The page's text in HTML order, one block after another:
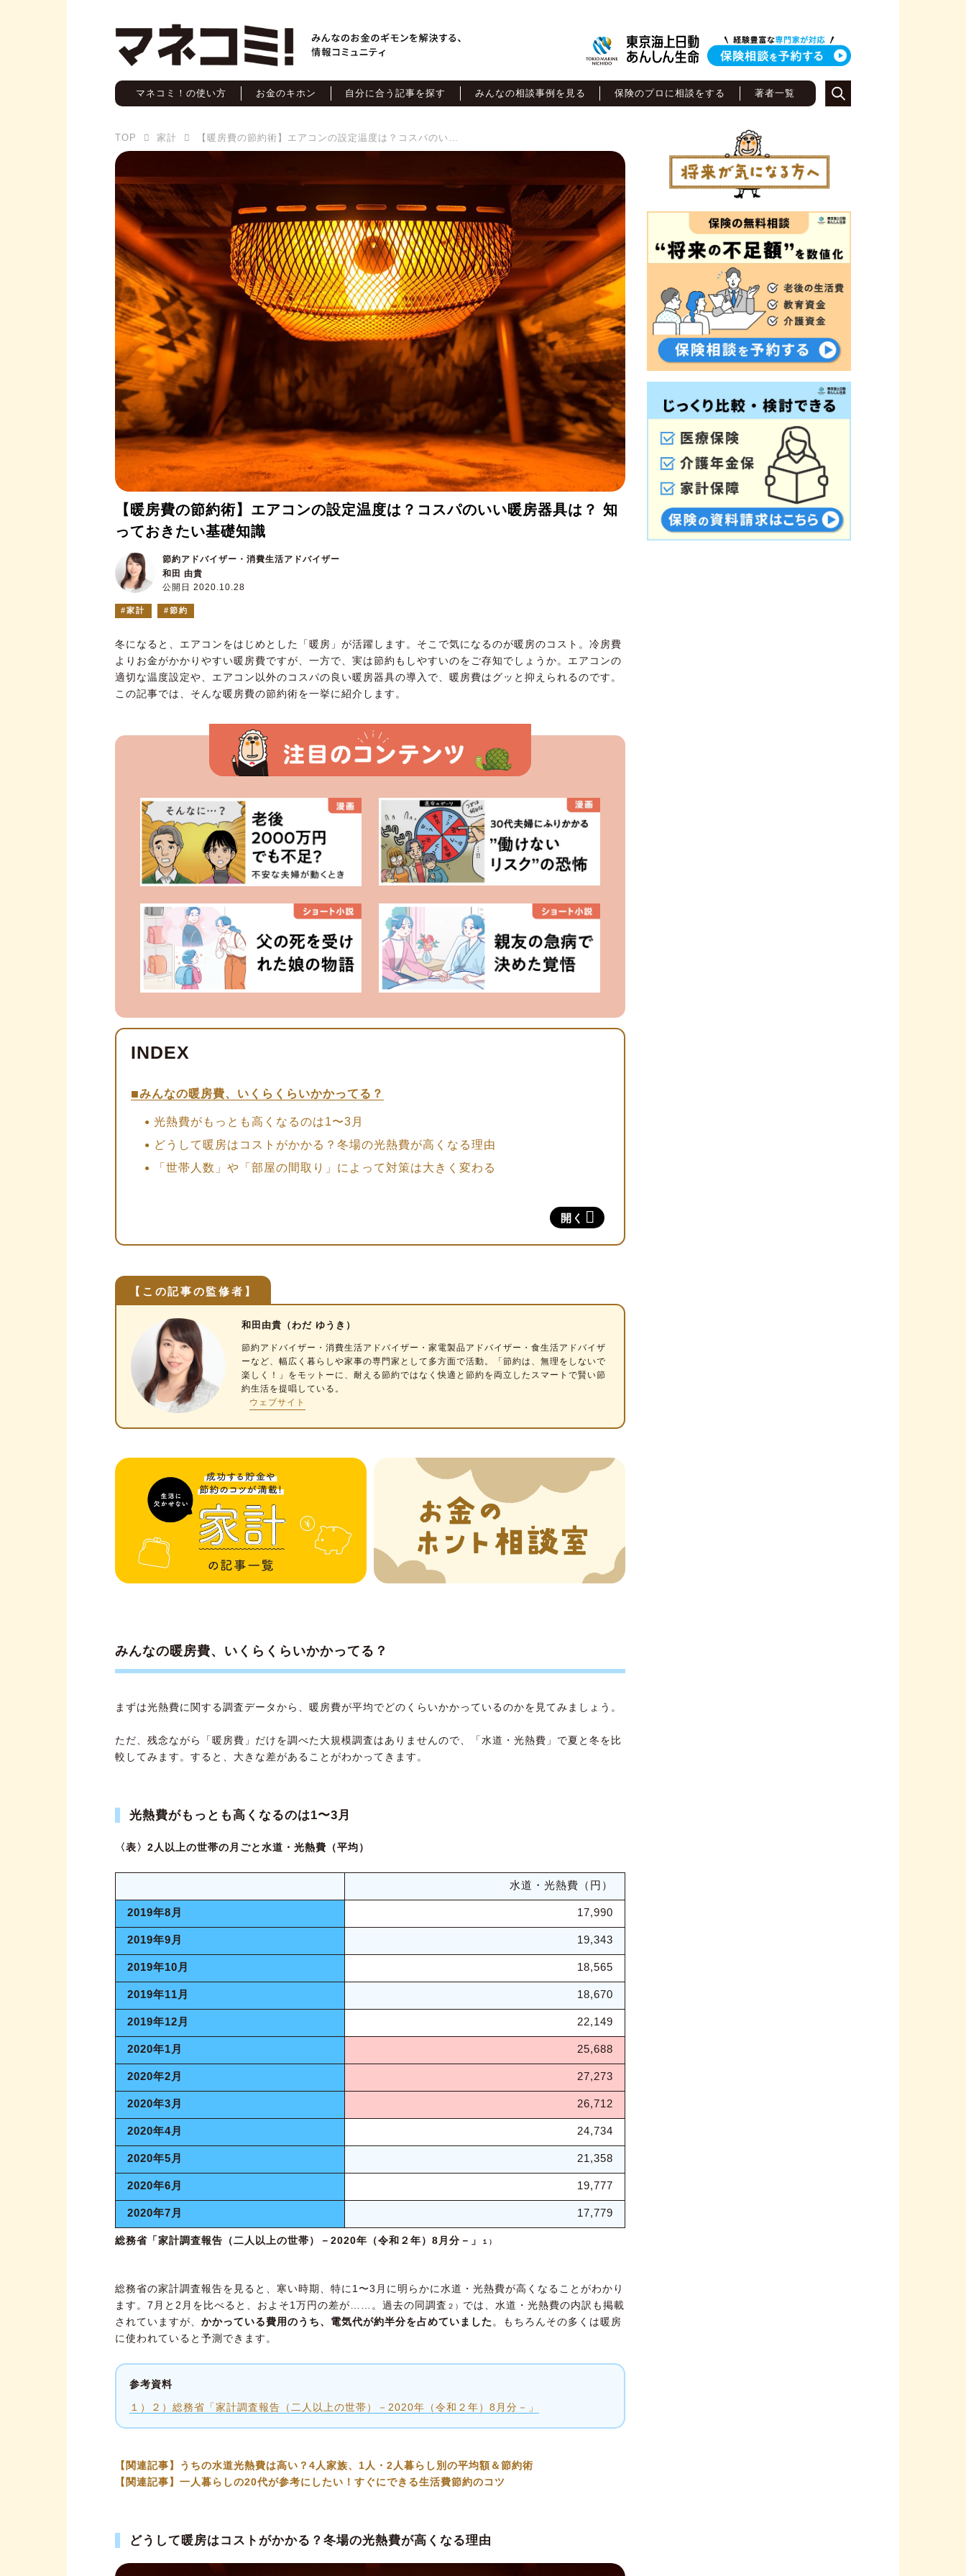
マネコミ！の使い方 お金のキホン 自分に合う記事を探す みんなの相談事例を見る 保険のプロに相談をする 著者一覧
TOP 家計 【暖房費の節約術】エアコンの設定温度は？コスパのいい暖房器具は？ 知っておきたい基礎知識
【暖房費の節約術】エアコンの設定温度は？コスパのいい暖房器具は？ 知
っておきたい基礎知識
公開日 2020.10.28
節約アドバイザー・消費生活アドバイザー
和田 由貴
家計 節約
冬になると、エアコンをはじめとした「暖房」が活躍します。そこで気になるのが暖房のコスト。冷房費
よりお金がかかりやすい暖房費ですが、一方で、実は節約もしやすいのをご存知でしょうか。エアコンの
適切な温度設定や、エアコン以外のコスパの良い暖房器具の導入で、暖房費はグッと抑えられるのです。
この記事では、そんな暖房費の節約術を一挙に紹介します。
開く
みんなの暖房費、いくらくらいかかってる？
光熱費がもっとも高くなるのは1〜3月
どうして暖房はコストがかかる？冬場の光熱費が高くなる理由
「世帯人数」や「部屋の間取り」によって対策は大きく変わる
【ポイント2】換気扇の使い方を見直す
【ポイント4】湿度に気を配る
【ポイント5】暖房器具の種類と得意分野を知る
結局、何度に設定すればいい？エアコンの賢い使い方
（1）エアコンは「つけっぱなし」と「こまめに入り切り」、どっちがお得？
（2）何度に設定するのがベスト？
（6）他アイテムとの併用でさらに節約
エアコンだけでなく使い分けが大事！おすすめ暖房器具を紹介
エアコンとの併用におすすめ1：サーキュレーター
エアコンとの併用におすすめ2：加湿器
【環境別】暖房器具の使い方の注意点は？
1ルーム（6畳ほど）で一人暮らしの場合
冬に向けて、自分に最適な省エネ暖房の準備を
【この記事の監修者】
和田由貴（わだ ゆうき）
節約アドバイザー・消費生活アドバイザー ・家電製品アドバイザー・食生活アドバイザ
ーなど、幅広く暮らしや家事の専門家として多方面で活動。「節約は、無理をしないで
楽しく！」をモットーに、耐える節約ではなく快適と節約を両立したスマートで賢い節
約生活を提唱している。
ウェブサイト
みんなの暖房費、いくらくらいかかってる？
まずは光熱費に関する調査データから、暖房費が平均でどのくらいかかっているのかを見てみましょう。
ただ、残念ながら「暖房費」だけを調べた大規模調査はありませんので、「水道・光熱費」で夏と冬を比
較してみます。すると、大きな差があることがわかってきます。
光熱費がもっとも高くなるのは1〜3月
〈表〉2人以上の世帯の月ごと水道・光熱費（平均）
水道・光熱費（円）
2019年8月 17,990
2019年9月 19,343
2019年10月 18,565
2019年11月 18,670
2019年12月 22,149
2020年1月 25,688
2020年2月 27,273
2020年3月 26,712
2020年4月 24,734
2020年5月 21,358
2020年6月 19,777
2020年7月 17,779
総務省「家計調査報告（二人以上の世帯）－2020年（令和２年）8月分－」 １）
総務省の家計調査報告を見ると、寒い時期、特に1〜3月に明らかに水道・光熱費が高くなることがわかり
ます。7月と2月を比べると、およそ1万円の差が……。過去の同調査 ２） では、水道・光熱費の内訳も掲載
されていますが、 かかっている費用のうち、電気代が約半分を占めていました 。もちろんその多くは暖房
に使われていると予測できます。
参考資料
１）２）総務省「家計調査報告（二人以上の世帯）－2020年（令和２年）8月分－」
【関連記事】うちの水道光熱費は高い？4人家族、1人・2人暮らし別の平均額＆節約術
【関連記事】一人暮らしの20代が参考にしたい！すぐにできる生活費節約のコツ
どうして暖房はコストがかかる？冬場の光熱費が高くなる理由